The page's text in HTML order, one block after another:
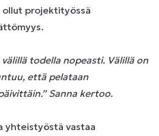
ollut projektityössä
todella nopeasti. Välillä on
että pelataan
Sanna kertoo.
yhteistyöstä vastaa